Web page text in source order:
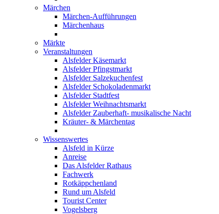
Märchen
Märchen-Aufführungen
Märchenhaus
Märkte
Veranstaltungen
Alsfelder Käsemarkt
Alsfelder Pfingstmarkt
Alsfelder Salzekuchenfest
Alsfelder Schokoladenmarkt
Alsfelder Stadtfest
Alsfelder Weihnachtsmarkt
Alsfelder Zauberhaft- musikalische Nacht
Kräuter- & Märchentag
Wissenswertes
Alsfeld in Kürze
Anreise
Das Alsfelder Rathaus
Fachwerk
Rotkäppchenland
Rund um Alsfeld
Tourist Center
Vogelsberg